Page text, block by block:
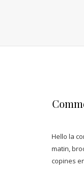
Hello la
matin,
copines